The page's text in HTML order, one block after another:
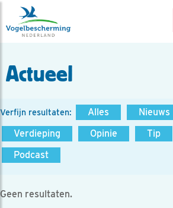
Actueel
Verfijn resultaten: Alles Nieuws
Verdieping
Opinie Tip
Podcast
Geen resultaten.